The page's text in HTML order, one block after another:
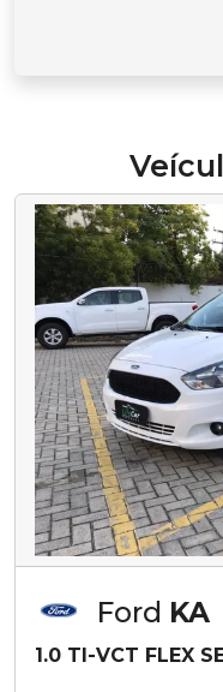
Ford KA
1.0 TI-VCT FLEX